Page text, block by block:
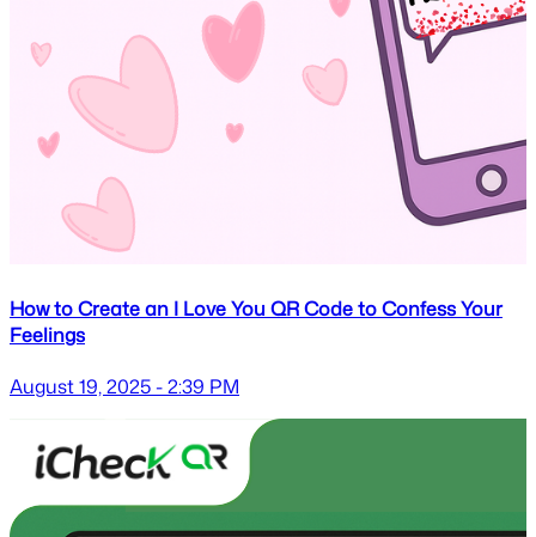
How to Create an I Love You QR Code to Confess Your
Feelings
August 19, 2025 - 2:39 PM